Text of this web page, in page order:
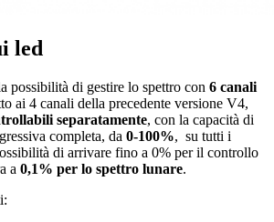
led
possibilità di gestire lo spettro con 6 canali
ai 4 canali della precedente versione V4,
separatamente, con la capacità di
completa, da 0-100%, su tutti i
di arrivare fino a 0% per il controllo
a 0,1% per lo spettro lunare.